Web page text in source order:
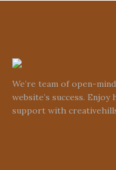
We’re team of open-
website’s success.
support with